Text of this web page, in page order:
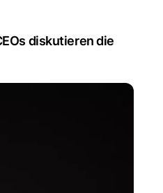
diskutieren die